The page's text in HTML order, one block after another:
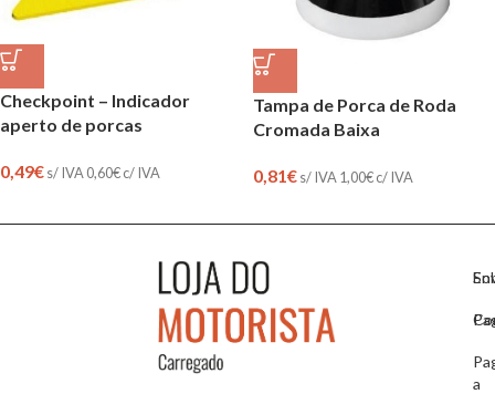
Checkpoint – Indicador
aperto de porcas
0,49€s/ IVA 0,60€c/ IVA
Tampa de Porca de Roda
Cromada Baixa
0,81€s/ IVA 1,00€c/ IVA
a